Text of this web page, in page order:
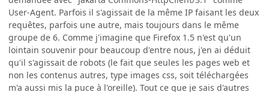
User-Agent. Parfois il s'agissait de la même IP faisant les deux
requêtes, parfois une autre, mais toujours dans le même
groupe de 6. Comme j'imagine que Firefox 1.5 n'est qu'un
lointain souvenir pour beaucoup d'entre nous, j'en ai déduit
qu'il s'agissait de robots (le fait que seules les pages web et
non les contenus autres, type images css, soit téléchargées
m'a aussi mis la puce à l'oreille). Tout ce que je sais d'autres